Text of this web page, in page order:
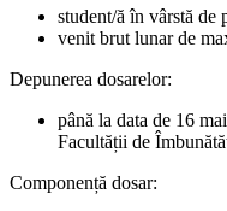
student/ă în vârstă de
venit brut lunar de
Depunerea dosarelor:
până la data de 16
Facultății de
Componență dosar: